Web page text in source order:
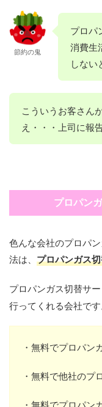
節約の鬼
プロパ
消費生
しない
こういうお客さん
え・・・上司に報
プロパン
色んな会社のプロパ
法は、 プロパンガス
プロパンガス切替サ
行ってくれる会社です
・無料でプロパン
・無料で他社のプ
・無料でプロパン